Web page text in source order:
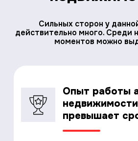
Сильных сторон у
действительно много. Среди
моментов можно
Опыт работы
недвижимости
превышает